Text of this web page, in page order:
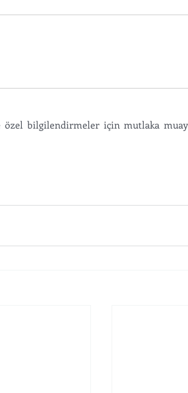
özel bilgilendirmeler için mutlaka